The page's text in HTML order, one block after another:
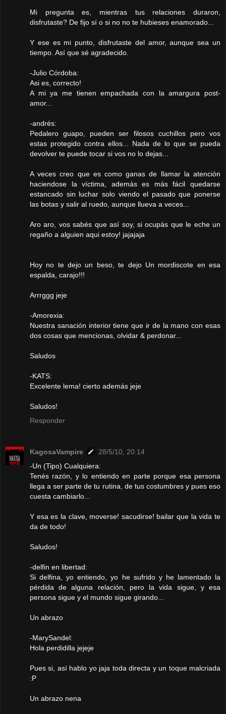
Mi pregunta es, mientras tus relaciones duraron,
disfrutaste? De fijo sí o si no no te hubieses enamorado...
Y ese es mi punto, disfrutaste del amor, aunque sea un
tiempo. Así que sé agradecido.
-Julio Córdoba:
Asi es, correcto!
A mi ya me tienen empachada con la amargura post-
amor...
-andrés:
Pedalero guapo, pueden ser filosos cuchillos pero vos
estas protegido contra ellos... Nada de lo que se pueda
devolver te puede tocar si vos no lo dejas...
A veces creo que es como ganas de llamar la atención
haciendose la víctima, además es más fácil quedarse
estancado sin luchar solo viendo el pasado que ponerse
las botas y salir al ruedo, aunque llueva a veces...
Aro aro, vos sabés que así soy, si ocupás que le eche un
regaño a alguien aqui estoy! jajajaja
Hoy no te dejo un beso, te dejo Un mordiscote en esa
espalda, carajo!!!
Arrrggg jeje
-Amorexia:
Nuestra sanación interior tiene que ir de la mano con esas
dos cosas que mencionas, olvidar & perdonar...
Saludos
-KATS:
Excelente lema! cierto además jeje
Saludos!
Responder
KagosaVampire
28/5/10, 20:14
-Un (Tipo) Cualquiera:
Tenés razón, y lo entiendo en parte porque esa persona
llega a ser parte de tu rutina, de tus costumbres y pues eso
cuesta cambiarlo...
Y esa es la clave, moverse! sacudirse! bailar que la vida te
da de todo!
Saludos!
-delfin en libertad:
Si delfina, yo entiendo, yo he sufrido y he lamentado la
pérdida de alguna relación, pero la vida sigue, y esa
persona sigue y el mundo sigue girando...
Un abrazo
-MarySandel:
Hola perdidilla jejeje
Pues si, así hablo yo jaja toda directa y un toque malcriada
:P
Un abrazo nena